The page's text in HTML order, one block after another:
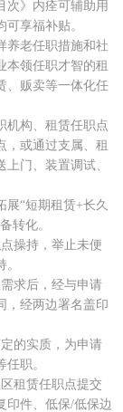
次》内痊可辅助用
享福补贴。
老任职措施和社
本领任职才智的租
、贩卖等一体化任
构、租赁任职点
，或通过支属、租
门、装置调试、
“短期租赁+长久
转化。
操持，举止未便
求后，经与申请
，经两边署名盖印
的实质，为申请
职。
租赁任职点提交
印件、低保/低保边